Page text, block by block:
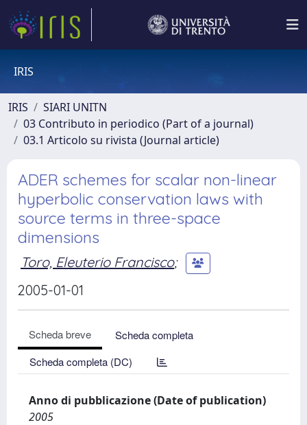
IRIS
IRIS
SIARI UNITN
03 Contributo in periodico (Part of a journal)
03.1 Articolo su rivista (Journal article)
ADER schemes for scalar non-linear
hyperbolic conservation laws with
source terms in three-space
dimensions
Toro, Eleuterio Francisco;
2005-01-01
Scheda breve
Scheda completa
Scheda completa (DC)
Anno di pubblicazione (Date of publication)
2005